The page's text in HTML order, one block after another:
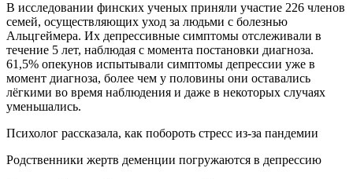
В исследовании финских ученых приняли участие 226 членов
семей, осуществляющих уход за людьми с болезнью
Альцгеймера. Их депрессивные симптомы отслеживали в
течение 5 лет, наблюдая с момента постановки диагноза.
61,5% опекунов испытывали симптомы депрессии уже в
момент диагноза, более чем у половины они оставались
лёгкими во время наблюдения и даже в некоторых случаях
уменьшались.
Психолог рассказала, как побороть стресс из-за пандемии
Родственники жертв деменции погружаются в депрессию